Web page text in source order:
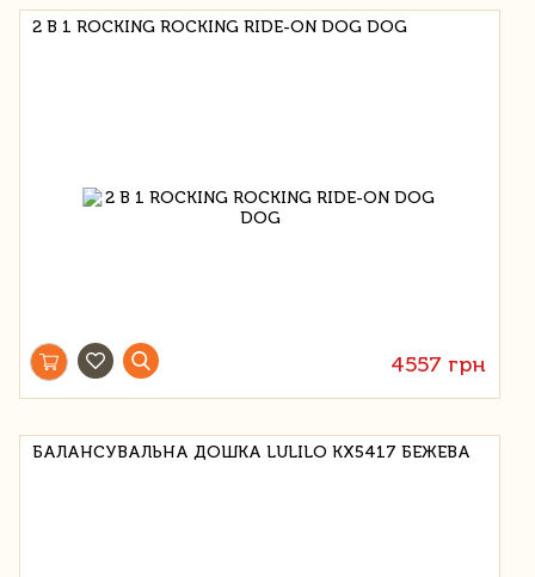
2 В 1 ROCKING ROCKING RIDE-ON DOG DOG
4557 грн
БАЛАНСУВАЛЬНА ДОШКА LULILO KX5417 БЕЖЕВА